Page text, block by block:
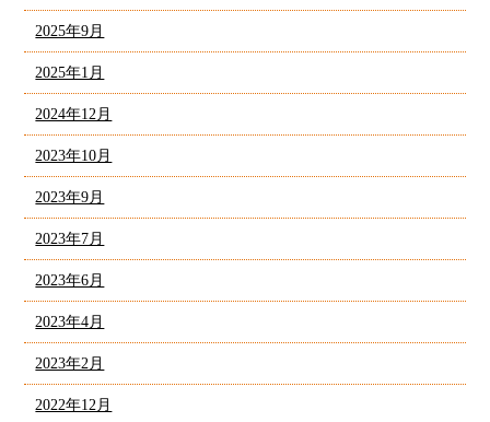
2025年9月
2025年1月
2024年12月
2023年10月
2023年9月
2023年7月
2023年6月
2023年4月
2023年2月
2022年12月